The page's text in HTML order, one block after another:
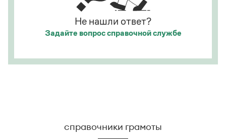
Не нашли ответ?
Задайте вопроссправочной службе
справочники грамоты